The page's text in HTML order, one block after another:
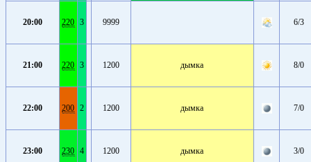
20:00 220 3 9999 6/3
21:00 220 3 1200 дымка 8/0
22:00 200 2 1200 дымка 7/0
23:00 230 4 1200 дымка 3/0